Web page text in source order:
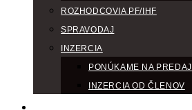
ROZHODCOVIA PF/IHF
SPRAVODAJ
INZERCIA
PONÚKAME NA PREDAJ
INZERCIA OD ČLENOV